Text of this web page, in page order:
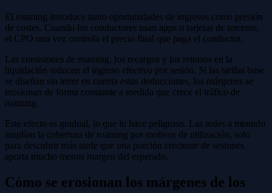
El roaming introduce tanto oportunidades de ingresos como presión
de costes. Cuando los conductores usan apps o tarjetas de terceros,
el CPO rara vez controla el precio final que paga el conductor.
Las comisiones de roaming, los recargos y los retrasos en la
liquidación reducen el ingreso efectivo por sesión. Si las tarifas base
se diseñan sin tener en cuenta estas deducciones, los márgenes se
erosionan de forma constante a medida que crece el tráfico de
roaming.
Este efecto es gradual, lo que lo hace peligroso. Las redes a menudo
amplían la cobertura de roaming por motivos de utilización, solo
para descubrir más tarde que una porción creciente de sesiones
aporta mucho menos margen del esperado.
Cómo se erosionan los márgenes de los